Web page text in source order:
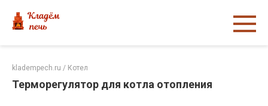
контенту
kladempech.ru / Котел
Терморегулятор для котла отопления